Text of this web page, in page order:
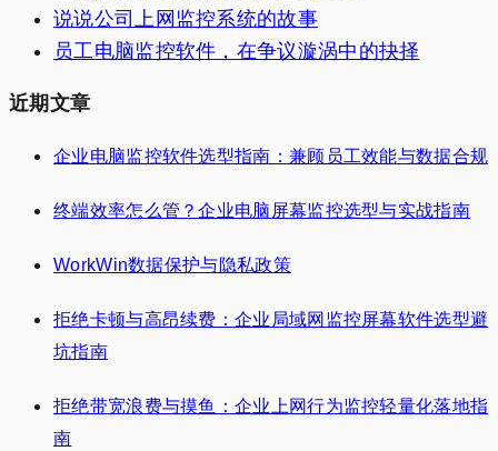
说说公司上网监控系统的故事
员工电脑监控软件，在争议漩涡中的抉择
近期文章
企业电脑监控软件选型指南：兼顾员工效能与数据合规
终端效率怎么管？企业电脑屏幕监控选型与实战指南
WorkWin数据保护与隐私政策
拒绝卡顿与高昂续费：企业局域网监控屏幕软件选型避
坑指南
拒绝带宽浪费与摸鱼：企业上网行为监控轻量化落地指
南